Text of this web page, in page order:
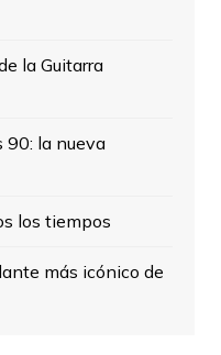
la Guitarra
90: la nueva
los tiempos
más icónico de